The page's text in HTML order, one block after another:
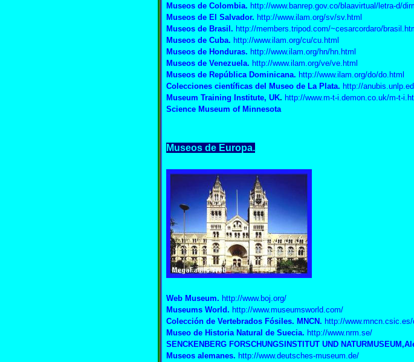
Museos de Colombia. http://www.banrep.gov.co/blaavirtual/letra-d/
Museos de El Salvador. http://www.ilam.org/sv/sv.html
Museos de Brasil . http://members.tripod.com/~cesarcordaro/
Museos de Cuba. http://www.ilam.org/cu/cu.html
Museos de Honduras. http://www.ilam.org/hn/hn.html
Museos de Venezuela. http://www.ilam.org/ve/ve.html
Museos de República Dominicana. http://www.ilam.org/do/do.html
Colecciones científicas del Museo de La Plata. http://
Museum Training Institute, UK. http://www.m-t-i.demon.co.uk/m-t-
Science Museum of Minnesota
Museos de Europa.
Web Museum. http://www.boj.org/
Museums World. http://www.museumsworld.com/
Colección de Vertebrados Fósiles. MNCN. http://
Museo de Historia Natural de Suecia. http://www.nrm.se/
SENCKENBERG FORSCHUNGSINSTITUT UND
Museos alemanes. http://www.deutsches-museum.de/